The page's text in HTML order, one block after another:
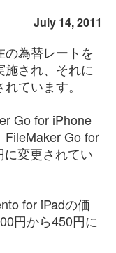
July 14, 2011
為替レートを
され、それに
ています。
Go for iPhone
FileMaker Go for
変更されてい
for iPadの価
円から450円に